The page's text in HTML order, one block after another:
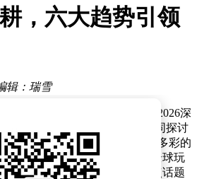
，六大趋势引领
辑：瑞雪
来了一场玩具行业的盛会——2026深
玩具行业的精英齐聚一堂，共同探讨
成果。展会期间，一系列丰富多彩的
和消费者的目光，其中“2026全球玩
海内外嘉宾围绕玩具行业的热点话题